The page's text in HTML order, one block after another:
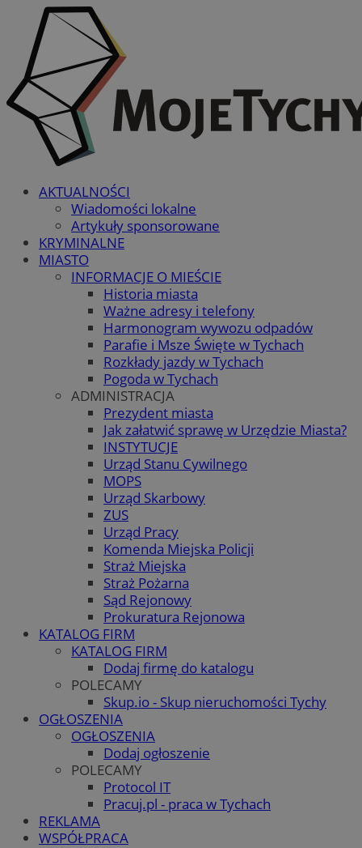
AKTUALNOŚCI
Wiadomości lokalne
Artykuły sponsorowane
KRYMINALNE
MIASTO
INFORMACJE O MIEŚCIE
Historia miasta
Ważne adresy i telefony
Harmonogram wywozu odpadów
Parafie i Msze Święte w Tychach
Rozkłady jazdy w Tychach
Pogoda w Tychach
ADMINISTRACJA
Prezydent miasta
Jak załatwić sprawę w Urzędzie Miasta?
INSTYTUCJE
Urząd Stanu Cywilnego
MOPS
Urząd Skarbowy
ZUS
Urząd Pracy
Komenda Miejska Policji
Straż Miejska
Straż Pożarna
Sąd Rejonowy
Prokuratura Rejonowa
KATALOG FIRM
KATALOG FIRM
Dodaj firmę do katalogu
POLECAMY
Skup.io - Skup nieruchomości Tychy
OGŁOSZENIA
OGŁOSZENIA
Dodaj ogłoszenie
POLECAMY
Protocol IT
Pracuj.pl - praca w Tychach
REKLAMA
WSPÓŁPRACA